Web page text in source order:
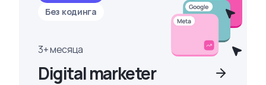
Без кодинга
3+ месяца
Digital marketer